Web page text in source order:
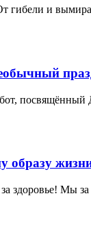
гибели и
образу
здоровье! Мы за